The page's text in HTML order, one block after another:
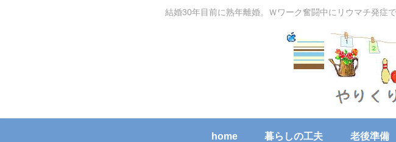
結婚30年目前に熟年離婚。Ｗワーク奮闘中にリウマチ発症
home 暮らしの工夫 老後準備